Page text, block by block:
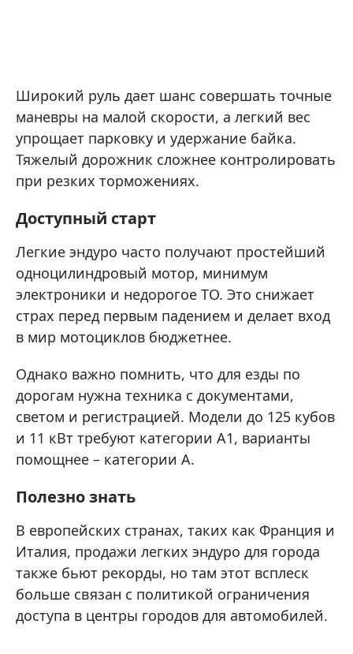
Широкий руль дает шанс совершать точные
маневры на малой скорости, а легкий вес
упрощает парковку и удержание байка.
Тяжелый дорожник сложнее контролировать
при резких торможениях.
Доступный старт
Легкие эндуро часто получают простейший
одноцилиндровый мотор, минимум
электроники и недорогое ТО. Это снижает
страх перед первым падением и делает вход
в мир мотоциклов бюджетнее.
Однако важно помнить, что для езды по
дорогам нужна техника с документами,
светом и регистрацией. Модели до 125 кубов
и 11 кВт требуют категории А1, варианты
помощнее – категории А.
Полезно знать
В европейских странах, таких как Франция и
Италия, продажи легких эндуро для города
также бьют рекорды, но там этот всплеск
больше связан с политикой ограничения
доступа в центры городов для автомобилей.